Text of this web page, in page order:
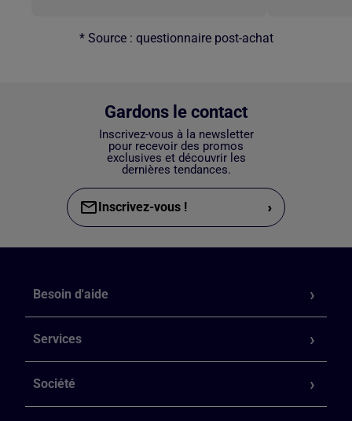
* Source : questionnaire post-achat
Gardons le contact
Inscrivez-vous à la newsletter
pour recevoir des promos
exclusives et découvrir les
dernières tendances.
Inscrivez-vous ! ›
Besoin d'aide
Services
Société